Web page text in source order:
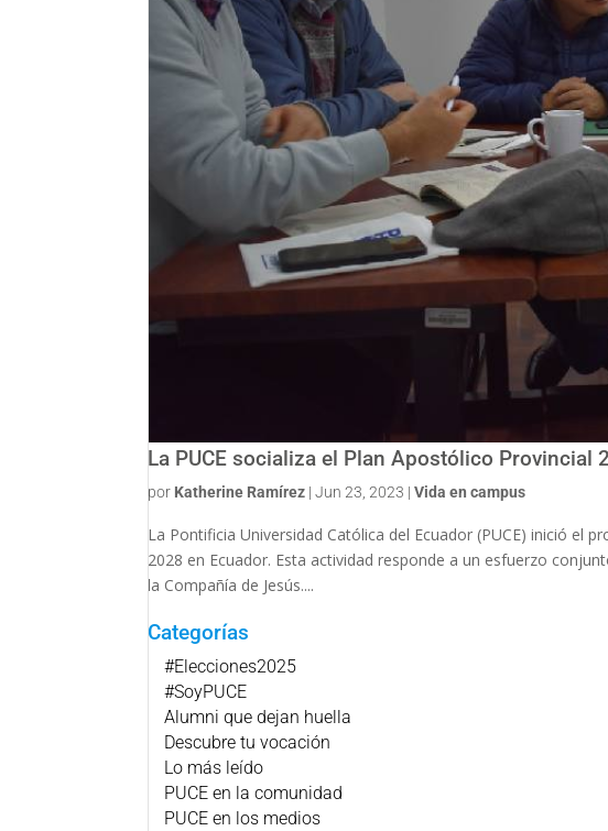
La PUCE socializa el Plan Apostólico Provincial
por Katherine Ramírez |Jun 23, 2023 |Vida en campus
La Pontificia Universidad Católica del Ecuador (PUCE) inició el
2028 en Ecuador. Esta actividad responde a un esfuerzo
la Compañía de Jesús....
Categorías
#Elecciones2025
#SoyPUCE
Alumni que dejan huella
Descubre tu vocación
Lo más leído
PUCE en la comunidad
PUCE en los medios